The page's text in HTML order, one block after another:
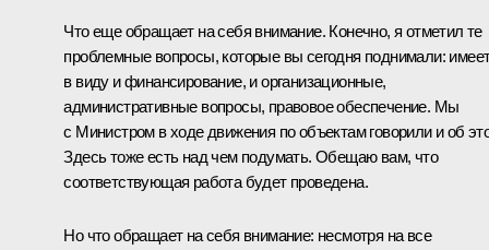
Что еще обращает на себя внимание. Конечно, я отметил те
проблемные вопросы, которые вы сегодня поднимали:
в виду и финансирование, и организационные,
административные вопросы, правовое обеспечение. Мы
с Министром в ходе движения по объектам говорили и об
Здесь тоже есть над чем подумать. Обещаю вам, что
соответствующая работа будет проведена.
Но что обращает на себя внимание: несмотря на все